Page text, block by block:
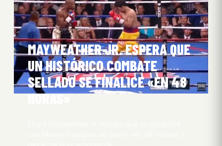
MAYWEATHER JR. ESPERA QUE
UN HISTÓRICO COMBATE
SELLADO SE FINALICE «EN 48
HORAS»